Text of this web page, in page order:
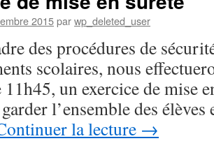
2015parwp_deleted_user
des procédures de
scolaires, nous
un exercice de mise
l’ensemble des élèves
la lecture →